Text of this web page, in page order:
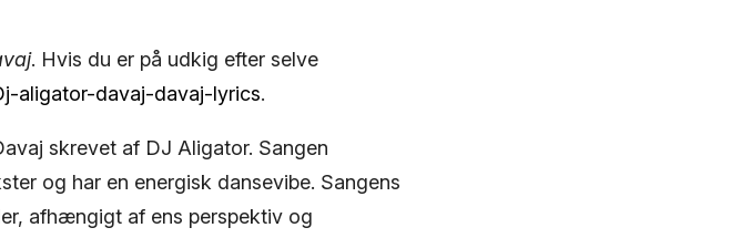
. Hvis du er på udkig efter selve
aligator-davaj-davaj-lyrics.
skrevet af DJ Aligator. Sangen
og har en energisk dansevibe. Sangens
afhængigt af ens perspektiv og